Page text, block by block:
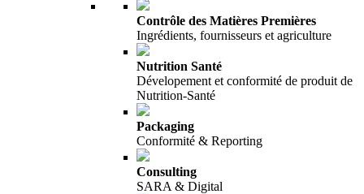
Contrôle des Matières Premières
Ingrédients, fournisseurs et agriculture
Nutrition Santé
Dévelopement et conformité de produit de
Nutrition-Santé
Packaging
Conformité & Reporting
Consulting
SARA & Digital